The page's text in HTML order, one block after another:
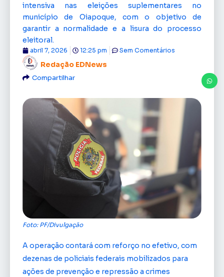
intensiva nas eleições suplementares no
município de Oiapoque, com o objetivo de
garantir a normalidade e a lisura do processo
eleitoral.
Redação EDNews
abril 7, 2026 12:25 pm Sem Comentários
Compartilhar
Foto: PF/Divulgação
A operação contará com reforço no efetivo, com
dezenas de policiais federais mobilizados para
ações de prevenção e repressão a crimes